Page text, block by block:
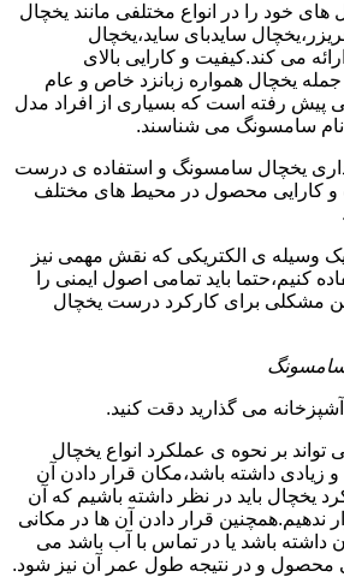
خود را در انواع مختلفی مانند یخچال
سایدبای ساید،یخچال
می کند.کیفیت و کارایی بالای
یخچال همواره زبانزد خاص و عام
پیش رفته است که بسیاری از افراد مدل
نام سامسونگ می شناسند.
یخچال سامسونگ و استفاده ی درست
و کارایی محصول در محیط های مختلف
وسیله ی الکتریکی که نقش مهمی نیز
کنیم،حتما باید تمامی اصول ایمنی را
مشکلی برای کارکرد درست یخچال
سامسونگ
می گذارید دقت کنید.
تواند بر نحوه ی عملکرد انواع یخچال
زیادی داشته باشد،مکان قرار دادن آن
یخچال باید در نظر داشته باشیم که آن
قرار دادن آن ها در مکانی
باشد یا در تماس با آب باشد می
محصول و در نتیجه طول عمر آن نیز شود.